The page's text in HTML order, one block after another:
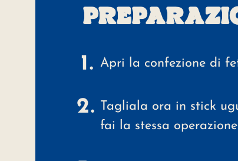
Apri la confezione di
Tagliala ora in stick
fai la stessa